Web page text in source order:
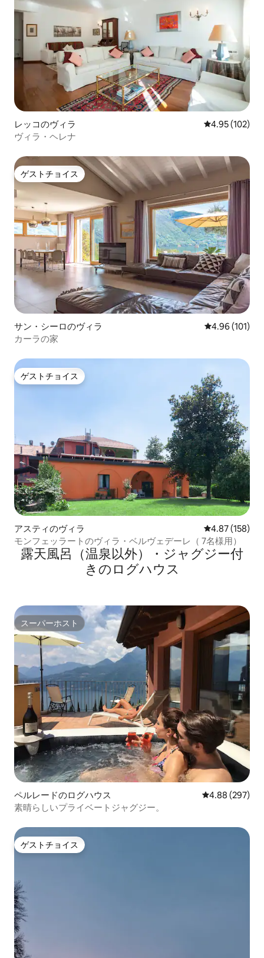
レッコのヴィラ レビュー102
4.95 (102)
ヴィラ・ヘレナ
ゲストチョイス
ゲストチョイス
サン・シーロのヴィラ レビュー101
4.96 (101)
カーラの家
ゲストチョイス
ゲストチョイス
アスティのヴィラ レビュー158
4.87 (158)
モンフェッラートのヴィラ・ベルヴェデーレ（ 7名様用）
露天風呂（温泉以外）・ジャグジー付
きのログハウス
スーパーホスト
スーパーホスト
ペルレードのログハウス レビュー297
4.88 (297)
素晴らしいプライベートジャグジー。
ゲストチョイス
ゲストチョイス